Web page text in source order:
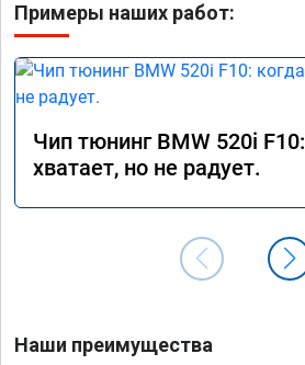
Примеры наших работ:
Чип тюнинг BMW 520i
хватает, но не радует.
Наши преимущества